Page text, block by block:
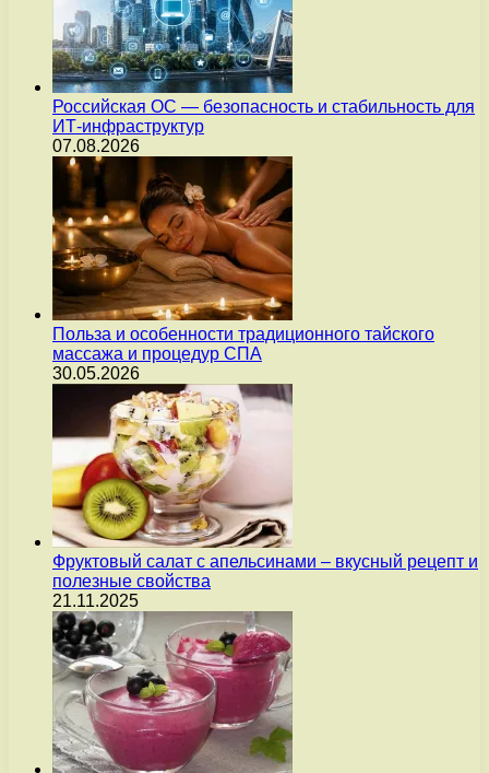
Российская ОС — безопасность и стабильность для
ИТ-инфраструктур
07.08.2026
Польза и особенности традиционного тайского
массажа и процедур СПА
30.05.2026
Фруктовый салат с апельсинами – вкусный рецепт и
полезные свойства
21.11.2025